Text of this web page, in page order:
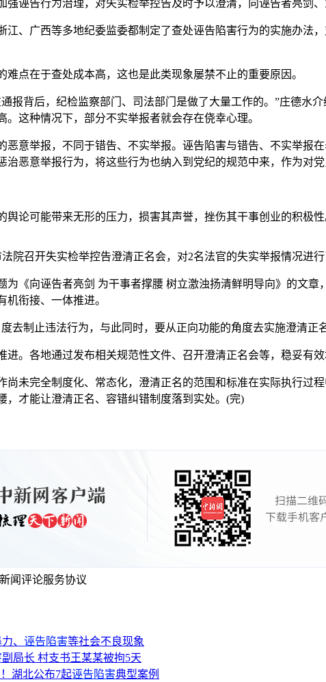
告行为治理，对失实检举控告及时予以澄清，向诬告者亮剑、
广西等多地纪委监委都制定了查处诬告陷害行为的实施办法
点在于查处成本高，这也是此类现象屡禁不止的重要原因。
背后，纪检监察部门、司法部门是做了大量工作的。”庄德水
这种情况下，部分不实举报者就会存在侥幸心理。
举报，不同于错告、不实举报。诬告陷害与错告、不实举报
治恶意举报行为，将这些行为也纳入到党纪的规范中来，作为对党
可能带来无形的压力，损害其声誉，挫伤其干事创业的积极性
院召开失实检举控告澄清正名会，对2名法官的失实举报情况进
向诬告者亮剑 为干事者撑腰 树立激浊扬清鲜明导向》的文章
衔接、一体推进。
制止违法行为，与此同时，要从正向功能的角度去实施澄清正
各地通过发布相关规范性文件、召开澄清正名会等，稳妥有效
完全制度化、常态化，澄清正名的范围和标准在实际执行过
，才能让澄清正名、容错纠错制度落到实处。(完)
闻评论服务协议
、 诬告陷害等社会不良现象
副局长 村支书王某某被拘5天
湖北公布7起诬告陷害典型案例